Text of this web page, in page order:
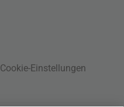
Cookie-Einstellungen